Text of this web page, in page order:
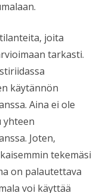
joita
tarkasti.
käytännön
Aina ei ole
yhteen
Joten,
tekemäsi
on palautettava
voi käyttää